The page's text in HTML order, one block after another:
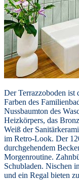
Der Terrazzoboden ist
Farben des
Nussbaumton des
Heizkörpers, das
Weiß der
im Retro-Look. Der
durchgehendem
Morgenroutine.
Schubladen. Nischen
und ein Regal bieten